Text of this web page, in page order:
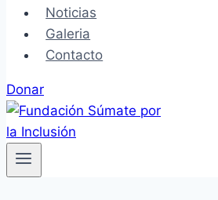
Noticias
Galeria
Contacto
Donar